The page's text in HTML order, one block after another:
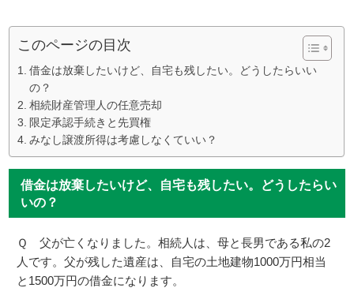
このページの目次
借金は放棄したいけど、自宅も残したい。どうしたらいい
の？
相続財産管理人の任意売却
限定承認手続きと先買権
みなし譲渡所得は考慮しなくていい？
借金は放棄したいけど、自宅も残したい。どうしたらい
いの？
Ｑ 父が亡くなりました。相続人は、母と長男である私の2
人です。父が残した遺産は、自宅の土地建物1000万円相当
と1500万円の借金になります。